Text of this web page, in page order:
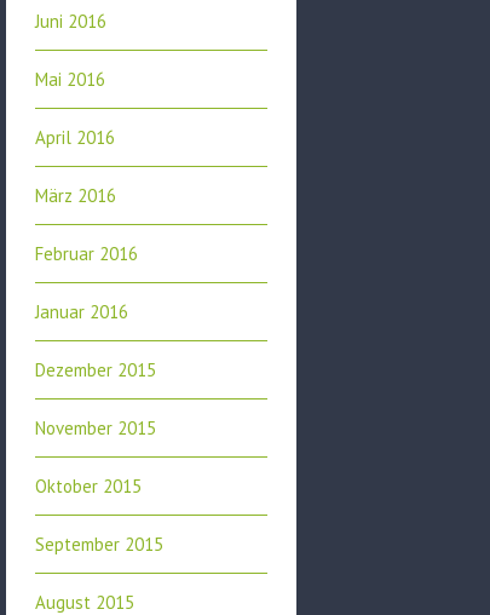
Juni 2016
Mai 2016
April 2016
März 2016
Februar 2016
Januar 2016
Dezember 2015
November 2015
Oktober 2015
September 2015
August 2015